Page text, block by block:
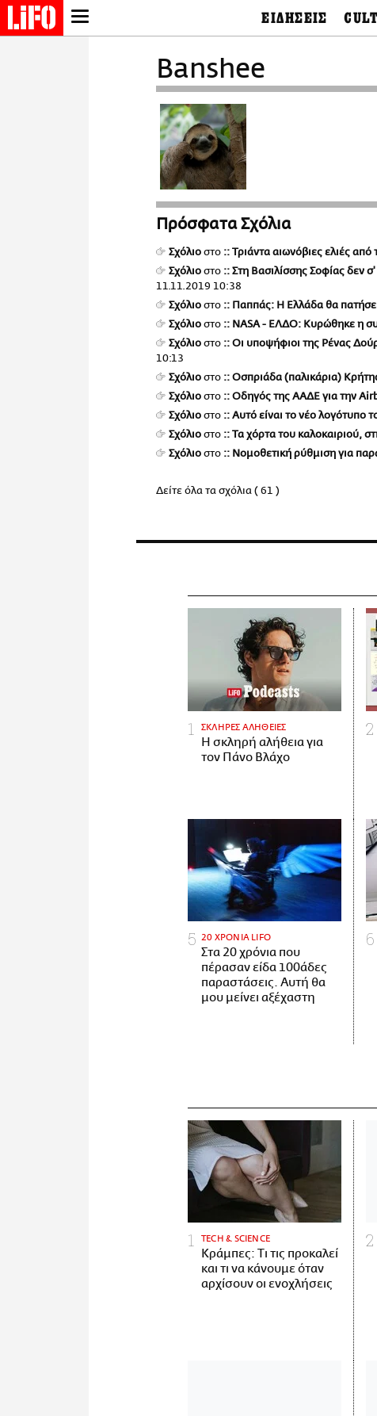
NEWSLETTER
ΜΙΚΡΟΠΡΑΓΜΑΤΑ
THE GOOD LIFO
LIFOLAND
CITY GUIDE
ΑΜΠΑ
PRINT
ΕΙΔΗΣΕΙΣ
Πολιτική
Science
European Lifo
Banshee
Πρόσφατα Σχόλια
Σχόλιοστο :: Τριάντα αιωνόβιες ελιές
Σχόλιοστο :: Στη Βασιλίσσης Σοφίας δεν
11.11.2019 10:38
Σχόλιοστο :: Παππάς: Η Ελλάδα θα
Σχόλιοστο :: NASA - ΕΛΔΟ: Κυρώθηκε η
Σχόλιοστο :: Οι υποψήφιοι της Ρένας
10:13
Σχόλιοστο :: Οσπριάδα (παλικάρια)
Σχόλιοστο :: Οδηγός της ΑΑΔΕ για την
Σχόλιοστο :: Αυτό είναι το νέο
Σχόλιοστο :: Τα χόρτα του καλοκαιριού,
Σχόλιοστο :: Νομοθετική ρύθμιση για
Δείτε όλα τα σχόλια ( 61 )
ΣΚΛΗΡΕΣ ΑΛΗΘΕΙΕΣ
H σκληρή αλήθεια για
τον Πάνο Βλάχο
20 ΧΡΟΝΙΑ LIFO
Στα 20 χρόνια που
πέρασαν είδα 100άδες
παραστάσεις. Αυτή θα
μου μείνει αξέχαστη
ΤECH & SCIENCE
Κράμπες: Τι τις προκαλεί
και τι να κάνουμε όταν
αρχίσουν οι ενοχλήσεις